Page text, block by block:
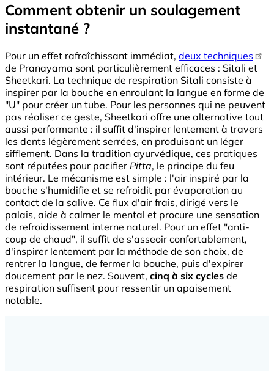
Comment obtenir un soulagement
instantané ?
Pour un effet rafraîchissant immédiat, deux techniques
de Pranayama sont particulièrement efficaces : Sitali et
Sheetkari. La technique de respiration Sitali consiste à
inspirer par la bouche en enroulant la langue en forme de
"U" pour créer un tube. Pour les personnes qui ne peuvent
pas réaliser ce geste, Sheetkari offre une alternative tout
aussi performante : il suffit d'inspirer lentement à travers
les dents légèrement serrées, en produisant un léger
sifflement. Dans la tradition ayurvédique, ces pratiques
sont réputées pour pacifier Pitta, le principe du feu
intérieur. Le mécanisme est simple : l'air inspiré par la
bouche s'humidifie et se refroidit par évaporation au
contact de la salive. Ce flux d'air frais, dirigé vers le
palais, aide à calmer le mental et procure une sensation
de refroidissement interne naturel. Pour un effet "anti-
coup de chaud", il suffit de s'asseoir confortablement,
d'inspirer lentement par la méthode de son choix, de
rentrer la langue, de fermer la bouche, puis d'expirer
doucement par le nez. Souvent, cinq à six cycles de
respiration suffisent pour ressentir un apaisement
notable.